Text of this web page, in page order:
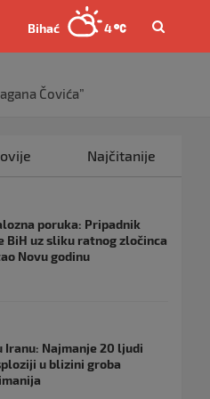
Bihać 4
Čovića”
Najčitanije
poruka: Pripadnik
BiH uz sliku ratnog zločinca
Novu godinu
Iranu: Najmanje 20 ljudi
u blizini groba